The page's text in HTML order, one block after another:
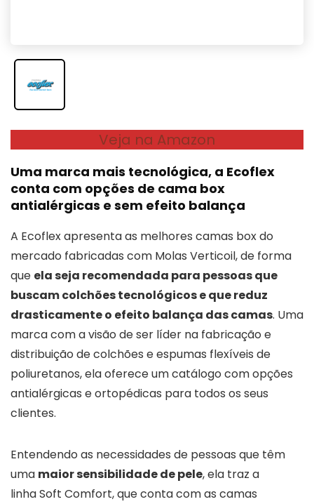
Veja na Amazon
Uma marca mais tecnológica, a Ecoflex
conta com opções de cama box
antialérgicas e sem efeito balança
A Ecoflex apresenta as melhores camas box do
mercado fabricadas com Molas Verticoil, de forma
que ela seja recomendada para pessoas que
buscam colchões tecnológicos e que reduz
drasticamente o efeito balança das camas. Uma
marca com a visão de ser líder na fabricação e
distribuição de colchões e espumas flexíveis de
poliuretanos, ela oferece um catálogo com opções
antialérgicas e ortopédicas para todos os seus
clientes.
Entendendo as necessidades de pessoas que têm
uma maior sensibilidade de pele, ela traz a
linha Soft Comfort, que conta com as camas